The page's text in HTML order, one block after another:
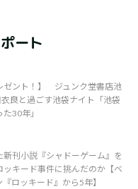
ート
ゼント！】 ジュンク堂書店池
良と過ごす池袋ナイト「池袋
30年」
刊小説『シャドーゲーム』を
キード事件に挑んだのか【ベ
ロッキード』から5年】